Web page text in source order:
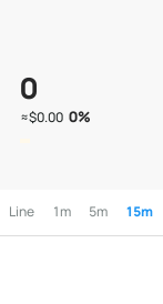
0
≈$0.00 0%
Line 1m 5m 15m